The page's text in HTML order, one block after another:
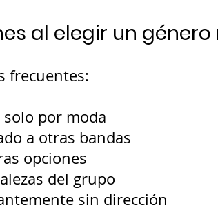
al elegir un
frecuentes:
por moda
a otras bandas
opciones
del grupo
sin dirección